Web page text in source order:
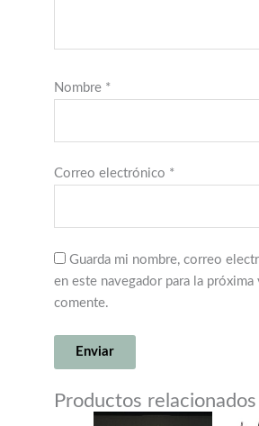
Nombre *
Correo electrónico *
Guarda mi nombre, correo
en este navegador para la próxima
comente.
Productos relacionados